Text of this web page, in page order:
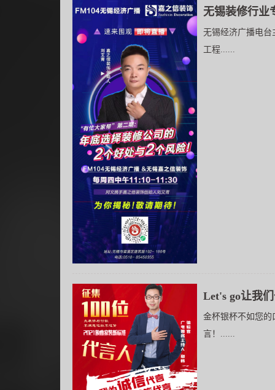
无锡装修行业
无锡经济广播电
工程......
Let's go让我
金杯银杯不如您的
言！......